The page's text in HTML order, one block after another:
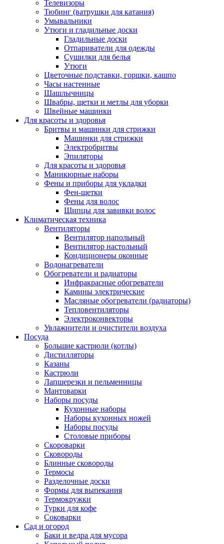
Телевизоры
Тюбинг (ватрушки для катания)
Умывальники
Утюги и гладильные доски
Гладильные доски
Отпариватели для одежды
Сушилки для белья
Утюги
Цветочные подставки, горшки, кашпо
Часы настенные
Шашлычницы
Швабры, щетки и метлы для уборки
Швейные машинки
Для красоты и здоровья
Бритвы и машинки для стрижки
Машинки для стрижки
Электробритвы
Эпиляторы
Для красоты и здоровья
Маникюрные наборы
Фены и приборы для укладки
Фен-щетки
Фены для волос
Щипцы для завивки волос
Климатическая техника
Вентиляторы
Вентилятор напольный
Вентилятор настольный
Кондиционеры оконные
Водонагреватели
Обогреватели и радиаторы
Инфракрасные обогреватели
Камины электрические
Масляные обогреватели (радиаторы)
Тепловентиляторы
Электроконвекторы
Увлажнители и очистители воздуха
Посуда
Большие кастрюли (котлы)
Дистилляторы
Казаны
Кастрюли
Лапшерезки и пельменницы
Мантоварки
Наборы посуды
Кухонные наборы
Наборы кухонных ножей
Наборы посуды
Столовые приборы
Скороварки
Сковороды
Блинные сковороды
Термосы
Разделочные доски
Формы для выпекания
Термокружки
Турки для кофе
Соковарки
Сад и огород
Баки и ведра для мусора